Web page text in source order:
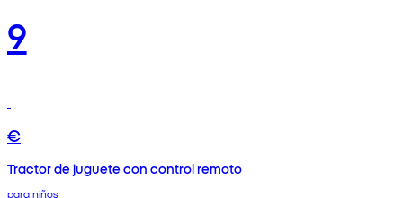
9
€
Tractor de juguete con control remoto
para niños